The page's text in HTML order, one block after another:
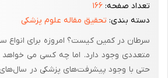
مقاله( 1 )
بررسی تاثیر درمان جایگزینی استروژن روی
تعداد صفحه: ۱۶۶
دسته بندی: تحقیق مقاله علوم پزشکی
سرطان در کمین کیست؟ امروزه برای انواع
متعددی وجود دارد. اما چه کسی می ‌خواهد
حتی با وجود پیشرفت‌های پزشکی در